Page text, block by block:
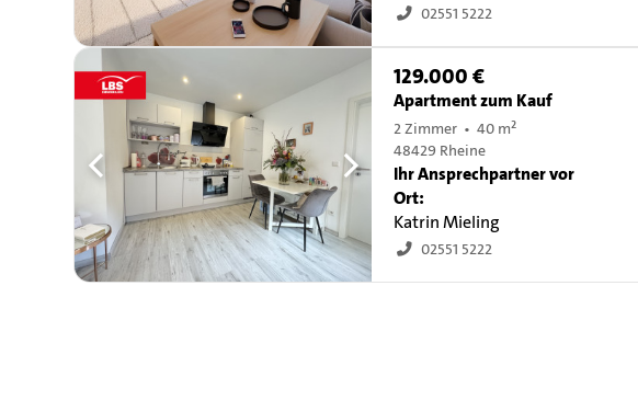
02551 5222
129.000 €
Apartment zum Kauf
2 Zimmer • 40 m²
48429 Rheine
Ihr Ansprechpartner vor
Ort:
Katrin Mieling
02551 5222